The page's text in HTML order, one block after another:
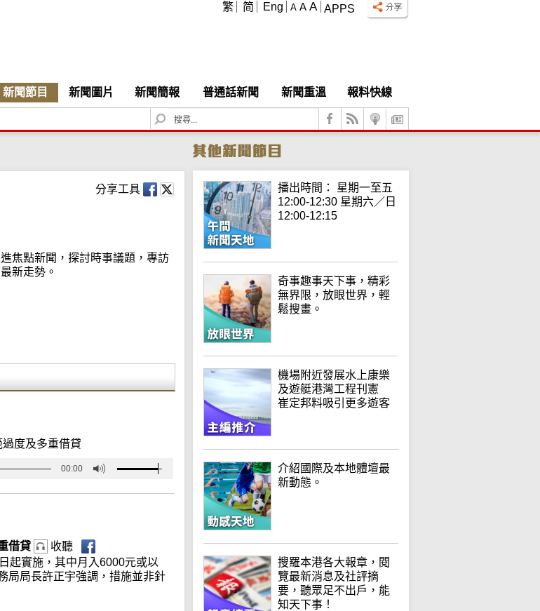
APPS
A A A
繁 简 Eng
新聞節目 新聞圖片 新聞簡報 普通話新聞 新聞重溫
報料快線
S
e
c
h
分享工具
焦點新聞，探討時事議題，專訪
新走勢。
度及多重借貸
00:00
借貸
收聽
起實施，其中月入6000元或以
局局長許正宇強調，措施並非針
播出時間： 星期一至五
12:00-12:30 星期六／日
12:00-12:15
奇事趣事天下事，精彩
無界限，放眼世界，輕
鬆搜畫。
機場附近發展水上康樂
及遊艇港灣工程刊憲
崔定邦料吸引更多遊客
介紹國際及本地體壇最
新動態。
搜羅本港各大報章，閱
覽最新消息及社評摘
要，聽眾足不出戶，能
知天下事！